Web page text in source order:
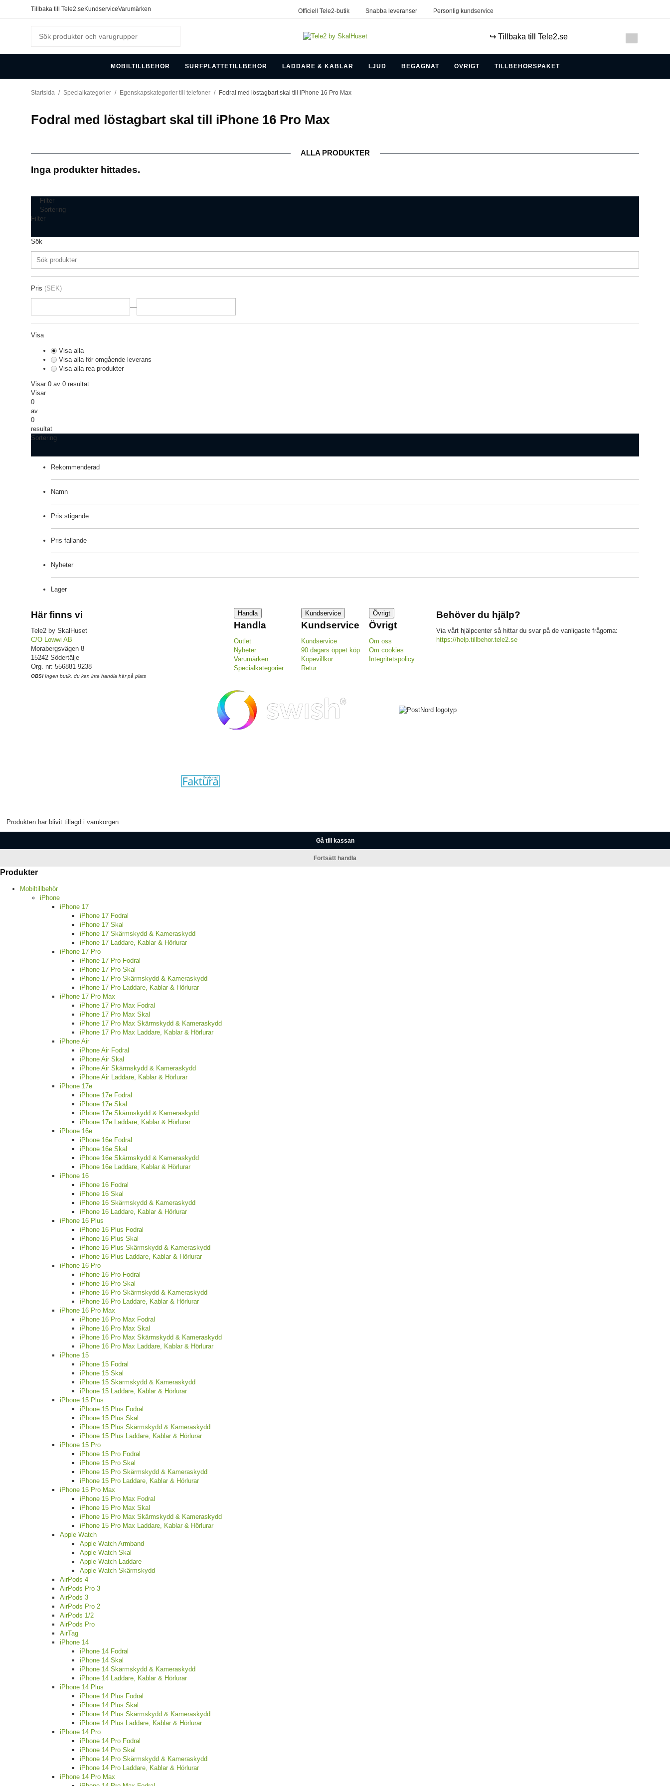
Tillbaka till Tele2.se KundserviceVarumärken Officiell Tele2-butik Snabba leveranser Personlig kundservice
↪️ Tillbaka till Tele2.se
MOBILTILLBEHÖR SURFPLATTETILLBEHÖR LADDARE & KABLAR LJUD BEGAGNAT ÖVRIGT TILLBEHÖRSPAKET
Startsida / Specialkategorier / Egenskapskategorier till telefoner / Fodral med löstagbart skal till iPhone 16 Pro Max
Fodral med löstagbart skal till iPhone 16 Pro Max
ALLA PRODUKTER
Inga produkter hittades.
Filter
Sortering
Filter
Sök
Pris (SEK)
—
Visa
Visa alla
Visa alla för omgående leverans
Visa alla rea-produkter
Visar 0 av 0 resultat
Visar
0
av
0
resultat
Sortering
Rekommenderad
Namn
Pris stigande
Pris fallande
Nyheter
Lager
Här finns vi
Tele2 by SkalHuset
C/O Lowwi AB
Morabergsvägen 8
15242 Södertälje
Org. nr: 556881-9238
OBS! Ingen butik, du kan inte handla här på plats
Handla
Handla
Outlet
Nyheter
Varumärken
Specialkategorier
Kundservice
Kundservice
Kundservice
90 dagars öppet köp
Köpevillkor
Retur
Övrigt
Övrigt
Om oss
Om cookies
Integritetspolicy
Behöver du hjälp?
Via vårt hjälpcenter så hittar du svar på de vanligaste frågorna:
https://help.tillbehor.tele2.se
Produkten har blivit tillagd i varukorgen
Gå till kassan
Fortsätt handla
Produkter
Mobiltillbehör
iPhone
iPhone 17
iPhone 17 Fodral
iPhone 17 Skal
iPhone 17 Skärmskydd & Kameraskydd
iPhone 17 Laddare, Kablar & Hörlurar
iPhone 17 Pro
iPhone 17 Pro Fodral
iPhone 17 Pro Skal
iPhone 17 Pro Skärmskydd & Kameraskydd
iPhone 17 Pro Laddare, Kablar & Hörlurar
iPhone 17 Pro Max
iPhone 17 Pro Max Fodral
iPhone 17 Pro Max Skal
iPhone 17 Pro Max Skärmskydd & Kameraskydd
iPhone 17 Pro Max Laddare, Kablar & Hörlurar
iPhone Air
iPhone Air Fodral
iPhone Air Skal
iPhone Air Skärmskydd & Kameraskydd
iPhone Air Laddare, Kablar & Hörlurar
iPhone 17e
iPhone 17e Fodral
iPhone 17e Skal
iPhone 17e Skärmskydd & Kameraskydd
iPhone 17e Laddare, Kablar & Hörlurar
iPhone 16e
iPhone 16e Fodral
iPhone 16e Skal
iPhone 16e Skärmskydd & Kameraskydd
iPhone 16e Laddare, Kablar & Hörlurar
iPhone 16
iPhone 16 Fodral
iPhone 16 Skal
iPhone 16 Skärmskydd & Kameraskydd
iPhone 16 Laddare, Kablar & Hörlurar
iPhone 16 Plus
iPhone 16 Plus Fodral
iPhone 16 Plus Skal
iPhone 16 Plus Skärmskydd & Kameraskydd
iPhone 16 Plus Laddare, Kablar & Hörlurar
iPhone 16 Pro
iPhone 16 Pro Fodral
iPhone 16 Pro Skal
iPhone 16 Pro Skärmskydd & Kameraskydd
iPhone 16 Pro Laddare, Kablar & Hörlurar
iPhone 16 Pro Max
iPhone 16 Pro Max Fodral
iPhone 16 Pro Max Skal
iPhone 16 Pro Max Skärmskydd & Kameraskydd
iPhone 16 Pro Max Laddare, Kablar & Hörlurar
iPhone 15
iPhone 15 Fodral
iPhone 15 Skal
iPhone 15 Skärmskydd & Kameraskydd
iPhone 15 Laddare, Kablar & Hörlurar
iPhone 15 Plus
iPhone 15 Plus Fodral
iPhone 15 Plus Skal
iPhone 15 Plus Skärmskydd & Kameraskydd
iPhone 15 Plus Laddare, Kablar & Hörlurar
iPhone 15 Pro
iPhone 15 Pro Fodral
iPhone 15 Pro Skal
iPhone 15 Pro Skärmskydd & Kameraskydd
iPhone 15 Pro Laddare, Kablar & Hörlurar
iPhone 15 Pro Max
iPhone 15 Pro Max Fodral
iPhone 15 Pro Max Skal
iPhone 15 Pro Max Skärmskydd & Kameraskydd
iPhone 15 Pro Max Laddare, Kablar & Hörlurar
Apple Watch
Apple Watch Armband
Apple Watch Skal
Apple Watch Laddare
Apple Watch Skärmskydd
AirPods 4
AirPods Pro 3
AirPods 3
AirPods Pro 2
AirPods 1/2
AirPods Pro
AirTag
iPhone 14
iPhone 14 Fodral
iPhone 14 Skal
iPhone 14 Skärmskydd & Kameraskydd
iPhone 14 Laddare, Kablar & Hörlurar
iPhone 14 Plus
iPhone 14 Plus Fodral
iPhone 14 Plus Skal
iPhone 14 Plus Skärmskydd & Kameraskydd
iPhone 14 Plus Laddare, Kablar & Hörlurar
iPhone 14 Pro
iPhone 14 Pro Fodral
iPhone 14 Pro Skal
iPhone 14 Pro Skärmskydd & Kameraskydd
iPhone 14 Pro Laddare, Kablar & Hörlurar
iPhone 14 Pro Max